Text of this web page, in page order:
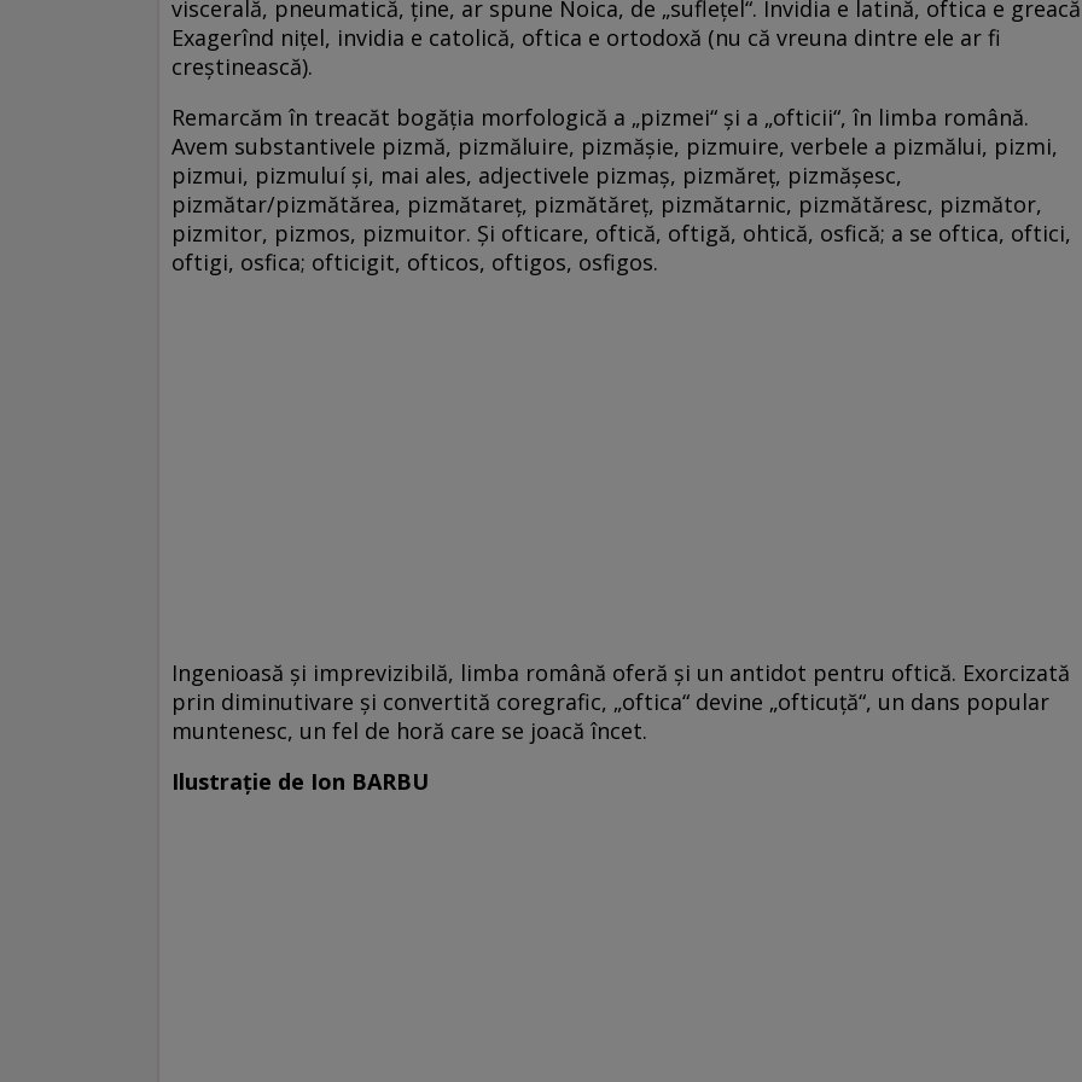
viscerală, pneumatică, ţine, ar spune Noica, de „suflețel“. Invidia e latină, oftica e
Exagerînd niţel, invidia e catolică, oftica e ortodoxă (nu că vreuna dintre ele ar fi
creştinească).
Remarcăm în treacăt bogăția morfologică a „pizmei“ și a „ofticii“, în limba română.
Avem substantivele pizmă, pizmăluire, pizmășie, pizmuire, verbele a pizmălui, pizmi,
pizmui, pizmuluí şi, mai ales, adjectivele pizmaș, pizmăreț, pizmășesc,
pizmătar/pizmătărea, pizmătareț, pizmătăreț, pizmătarnic, pizmătăresc, pizmător,
pizmitor, pizmos, pizmuitor. Şi ofticare, oftică, oftigă, ohtică, osfică; a se oftica, oftici,
oftigi, osfica; ofticigit, ofticos, oftigos, osfigos.
Ingenioasă şi imprevizibilă, limba română oferă şi un antidot pentru oftică. Exorcizată
prin diminutivare şi convertită coregrafic, „oftica“ devine „ofticuţă“, un dans popular
muntenesc, un fel de horă care se joacă încet.
Ilustrație de Ion BARBU